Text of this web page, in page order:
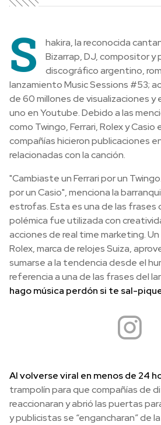
S
hakira, la reconocida
Bizarrap, DJ, compositor y
discográfico argentino,
lanzamiento Music Sessions #53;
de 60 millones de visualizaciones y
uno en Youtube. Debido a las
como Twingo, Ferrari, Rolex y
compañías hicieron publicaciones
relacionadas con la canción.
"Cambiaste un Ferrari por un
por un Casio", menciona la
estrofas. Esta es una de las frases
polémica fue utilizada con
acciones de real time marketing.
Rolex, marca de relojes Suiza,
sumarse a la tendencia desde el
referencia a una de las frases del
hago música perdón si te sal-
Al volverse viral en menos de 24
trampolín para que compañías de
reaccionaran y abrió las puertas
y publicistas se “engancharan” de